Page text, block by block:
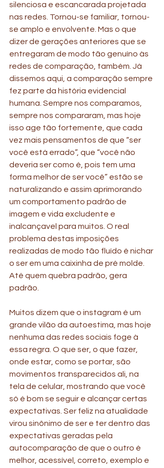
silenciosa e escancarada projetada
nas redes. Tornou-se familiar, tornou-
se amplo e envolvente. Mas o que
dizer de gerações anteriores que se
entregaram de modo tão genuíno às
redes de comparação, também. Já
dissemos aqui, a comparação sempre
fez parte da história evidencial
humana. Sempre nos comparamos,
sempre nos compararam, mas hoje
isso age tão fortemente, que cada
vez mais pensamentos de que “ser
você está errado”, que “você não
deveria ser como é, pois tem uma
forma melhor de ser você” estão se
naturalizando e assim aprimorando
um comportamento padrão de
imagem e vida excludente e
inalcançavel para muitos. O real
problema destas imposições
realizadas de modo tão fluído é nichar
o ser em uma caixinha de pré molde.
Até quem quebra padrão, gera
padrão.
Muitos dizem que o instagram é um
grande vilão da autoestima, mas hoje
nenhuma das redes sociais foge à
essa regra. O que ser, o que fazer,
onde estar, como se portar, são
movimentos transparecidos ali, na
tela de celular, mostrando que você
só é bom se seguir e alcançar certas
expectativas. Ser feliz na atualidade
virou sinônimo de ser e ter dentro das
expectativas geradas pela
autocomparação de que o outro é
melhor, acessível, correto, exemplo e